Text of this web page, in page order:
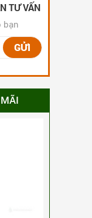
TƯ VẤN
bạn
GỬI
Tan
NGAY